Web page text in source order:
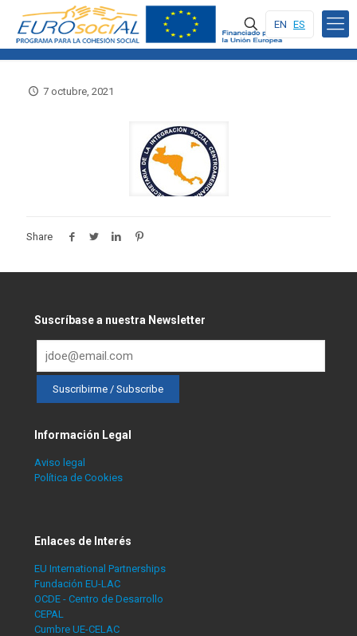
EN ES
7 octubre, 2021
Share
Suscríbase a nuestra Newsletter
Información Legal
Aviso legal
Política de Cookies
Enlaces de Interés
EU International Partnerships
Fundación EU-LAC
OCDE - Centro de Desarrollo
CEPAL
Cumbre UE-CELAC